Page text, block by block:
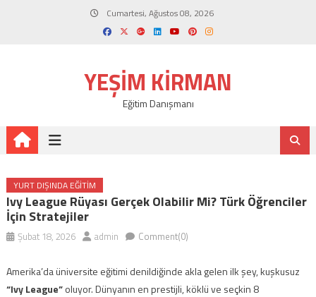
Cumartesi, Ağustos 08, 2026
YEŞIM KIRMAN
Eğitim Danışmanı
YURT DIŞINDA EĞITIM
Ivy League Rüyası Gerçek Olabilir Mi? Türk Öğrenciler
İçin Stratejiler
Şubat 18, 2026 admin Comment(0)
Amerika’da üniversite eğitimi denildiğinde akla gelen ilk şey, kuşkusuz
“Ivy League”oluyor. Dünyanın en prestijli, köklü ve seçkin 8